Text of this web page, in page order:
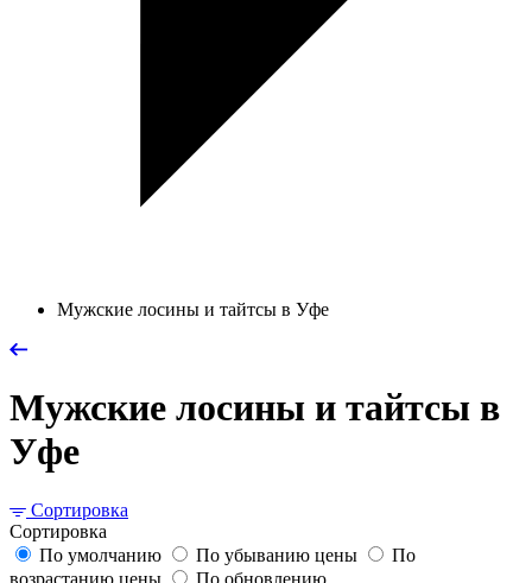
Мужские лосины и тайтсы в Уфе
Мужские лосины и тайтсы в
Уфе
Сортировка
Сортировка
По умолчанию
По убыванию цены
По
возрастанию цены
По обновлению